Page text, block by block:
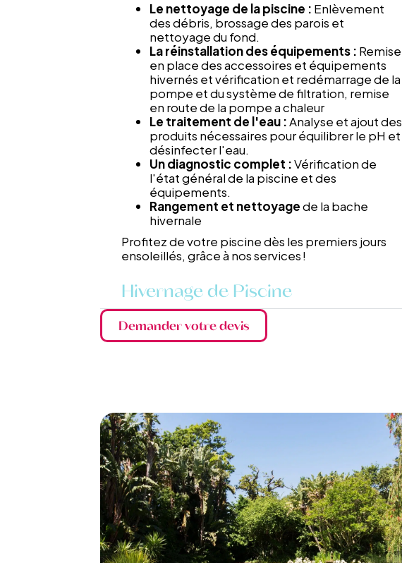
Le nettoyage de la piscine : Enlèvement
des débris, brossage des parois et
nettoyage du fond.
La réinstallation des équipements : Remise
en place des accessoires et équipements
hivernés et vérification et redémarrage de la
pompe et du système de filtration, remise
en route de la pompe a chaleur
Le traitement de l'eau :Analyse et ajout des
produits nécessaires pour équilibrer le pH et
désinfecter l'eau.
Un diagnostic complet :Vérification de
l'état général de la piscine et des
équipements.
Rangement et nettoyagede la bache
hivernale
Profitez de votre piscine dès les premiers jours
ensoleillés, grâce à nos services !
Hivernage de Piscine
Demander votre devis